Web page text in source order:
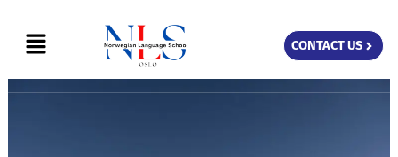
content
Menu CONTACT US